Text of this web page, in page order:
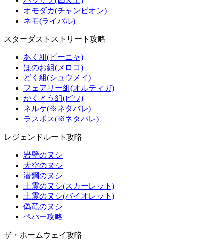
オモダカ(チャンピオン)
ネモ(ライバル)
スターダストストリート攻略
あく組(ピーニャ)
ほのお組(メロコ)
どく組(シュウメイ)
フェアリー組(オルティガ)
かくとう組(ビワ)
ネルケ(※ネタバレ)
ラスボス(※ネタバレ)
レジェンドルート攻略
岩壁のヌシ
大空のヌシ
潜鋼のヌシ
土震のヌシ(スカーレット)
土震のヌシ(バイオレット)
偽竜のヌシ
ペパー攻略
ザ・ホームウェイ攻略